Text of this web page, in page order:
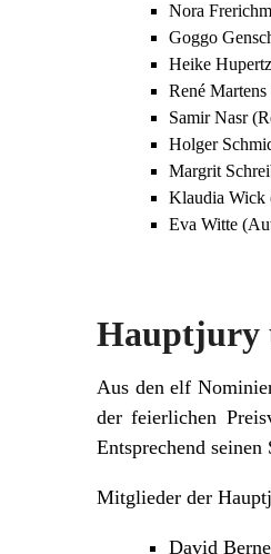
Nora
Goggo
Heike
René
Samir Nasr
Holger
Margrit
Klaudia Wick
Eva Witte
Hauptjury
Aus den elf
der feierlichen
Entsprechend
Mitglieder der
David